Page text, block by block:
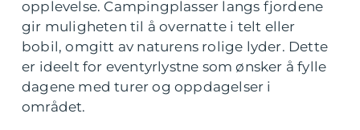
opplevelse. Campingplasser langs fjordene
gir muligheten til å overnatte i telt eller
bobil, omgitt av naturens rolige lyder. Dette
er ideelt for eventyrlystne som ønsker å fylle
dagene med turer og oppdagelser i
området.